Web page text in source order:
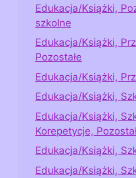
Edukacja/Książki,
szkolne
Edukacja/Książki,
Pozostałe
Edukacja/Książki,
Edukacja/Książki,
Edukacja/Książki,
Korepetycje,
Edukacja/Książki,
Edukacja/Książki,